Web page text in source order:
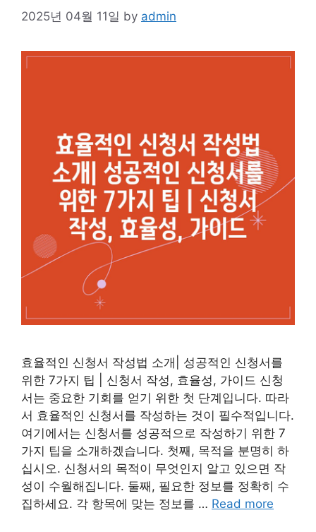
2025년 04월 11일 by admin
효율적인 신청서 작성법 소개| 성공적인 신청서를
위한 7가지 팁 | 신청서 작성, 효율성, 가이드 신청
서는 중요한 기회를 얻기 위한 첫 단계입니다. 따라
서 효율적인 신청서를 작성하는 것이 필수적입니다.
여기에서는 신청서를 성공적으로 작성하기 위한 7
가지 팁을 소개하겠습니다. 첫째, 목적을 분명히 하
십시오. 신청서의 목적이 무엇인지 알고 있으면 작
성이 수월해집니다. 둘째, 필요한 정보를 정확히 수
집하세요. 각 항목에 맞는 정보를 … Read more